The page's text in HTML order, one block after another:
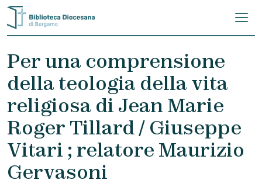
Skip to content
Per una comprensione
della teologia della vita
religiosa di Jean Marie
Roger Tillard / Giuseppe
Vitari ; relatore Maurizio
Gervasoni